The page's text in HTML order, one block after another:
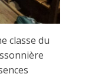
classe du